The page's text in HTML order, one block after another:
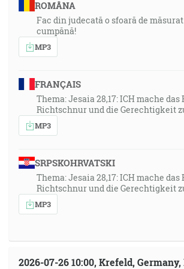
v tele, ospravedlnený v Duchu,
kázaný pohanom, uverené mu na
sláve. [1Tm 3:16]
… a spolu vzkriesil a spolu posadil v
oblastiach v Kristu Ježišovi … [Ef 2:6]
51:19
A nezarmucujte Svätého Ducha
51:27
Lebo sme spasení v nádeji. Ale
je nádejou, lebo na to, čo niekto
Lebo sám Pán s veliteľským
ROMÂNA
Fac din judecată o sfoară de
cumpănă!
MP3
FRANÇAIS
Thema: Jesaia 28,17: ICH mache das
Richtschnur und die Gerechtigkeit
MP3
SRPSKOHRVATSKI
Thema: Jesaia 28,17: ICH mache das
Richtschnur und die Gerechtigkeit
MP3
2026-07-26 10:00, Krefeld,